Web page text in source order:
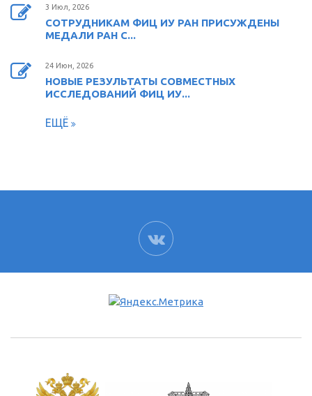
3 Июл, 2026
СОТРУДНИКАМ ФИЦ ИУ РАН ПРИСУЖДЕНЫ
МЕДАЛИ РАН С...
24 Июн, 2026
НОВЫЕ РЕЗУЛЬТАТЫ СОВМЕСТНЫХ
ИССЛЕДОВАНИЙ ФИЦ ИУ...
ЕЩЁ
ВК